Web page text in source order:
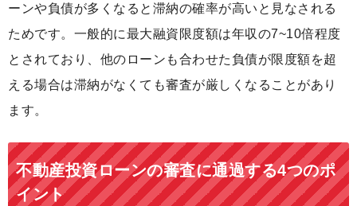
ーンや負債が多くなると滞納の確率が高いと見なされる
ためです。一般的に最大融資限度額は年収の7~10倍程度
とされており、他のローンも合わせた負債が限度額を超
える場合は滞納がなくても審査が厳しくなることがあり
ます。
不動産投資ローンの審査に通過する4つのポ
イント